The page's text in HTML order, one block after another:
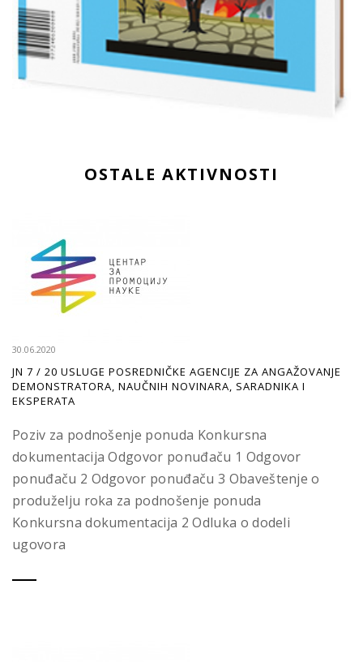
OSTALE AKTIVNOSTI
30.06.2020
JN 7 / 20 USLUGE POSREDNIČKE AGENCIJE ZA ANGAŽOVANJE
DEMONSTRATORA, NAUČNIH NOVINARA, SARADNIKA I
EKSPERATA
Poziv za podnošenje ponuda Konkursna
dokumentacija Odgovor ponuđaču 1 Odgovor
ponuđaču 2 Odgovor ponuđaču 3 Obaveštenje o
produželju roka za podnošenje ponuda
Konkursna dokumentacija 2 Odluka o dodeli
ugovora